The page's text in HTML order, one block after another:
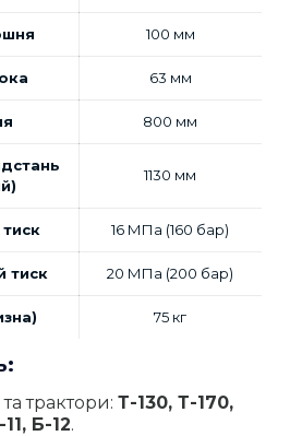
100 мм
63 мм
800 мм
1130 мм
16 МПа (160 бар)
тиск 20 МПа (200 бар)
75 кг
трактори: Т-130, Т-170,
Б-12.